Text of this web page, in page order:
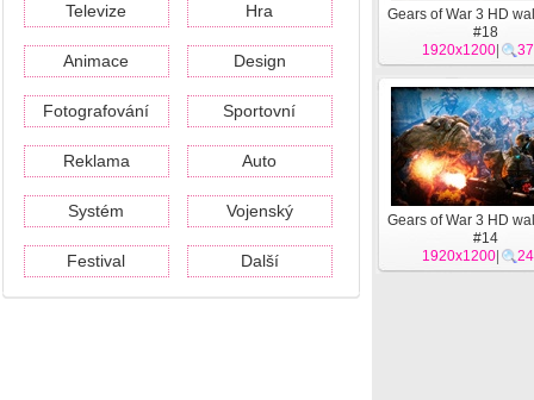
Televize Hra
Animace Design
Fotografování Sportovní
Reklama Auto
Systém Vojenský
Festival Další
Gears of War 3 HD
#18
1920x1200
Gears of War 3 HD
#14
1920x1200